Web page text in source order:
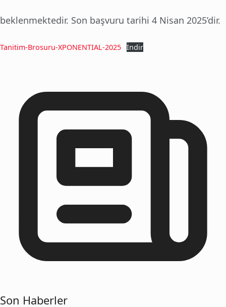
beklenmektedir. Son başvuru tarihi 4 Nisan 2025’dir.
Tanitim-Brosuru-XPONENTIAL-2025 İndir
Son Haberler